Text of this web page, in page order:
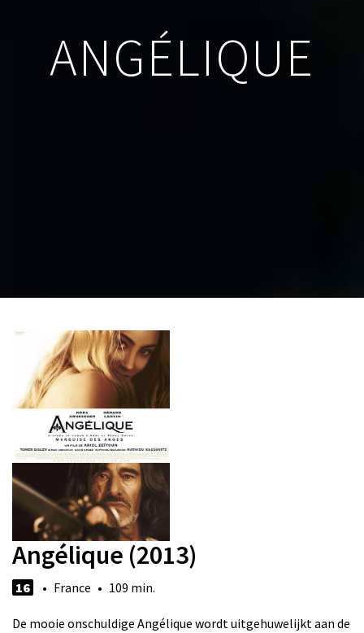
ANGÉLIQUE
Angélique (2013)
16 • France • 109 min.
De mooie onschuldige Angélique wordt uitgehuwelijkt aan de